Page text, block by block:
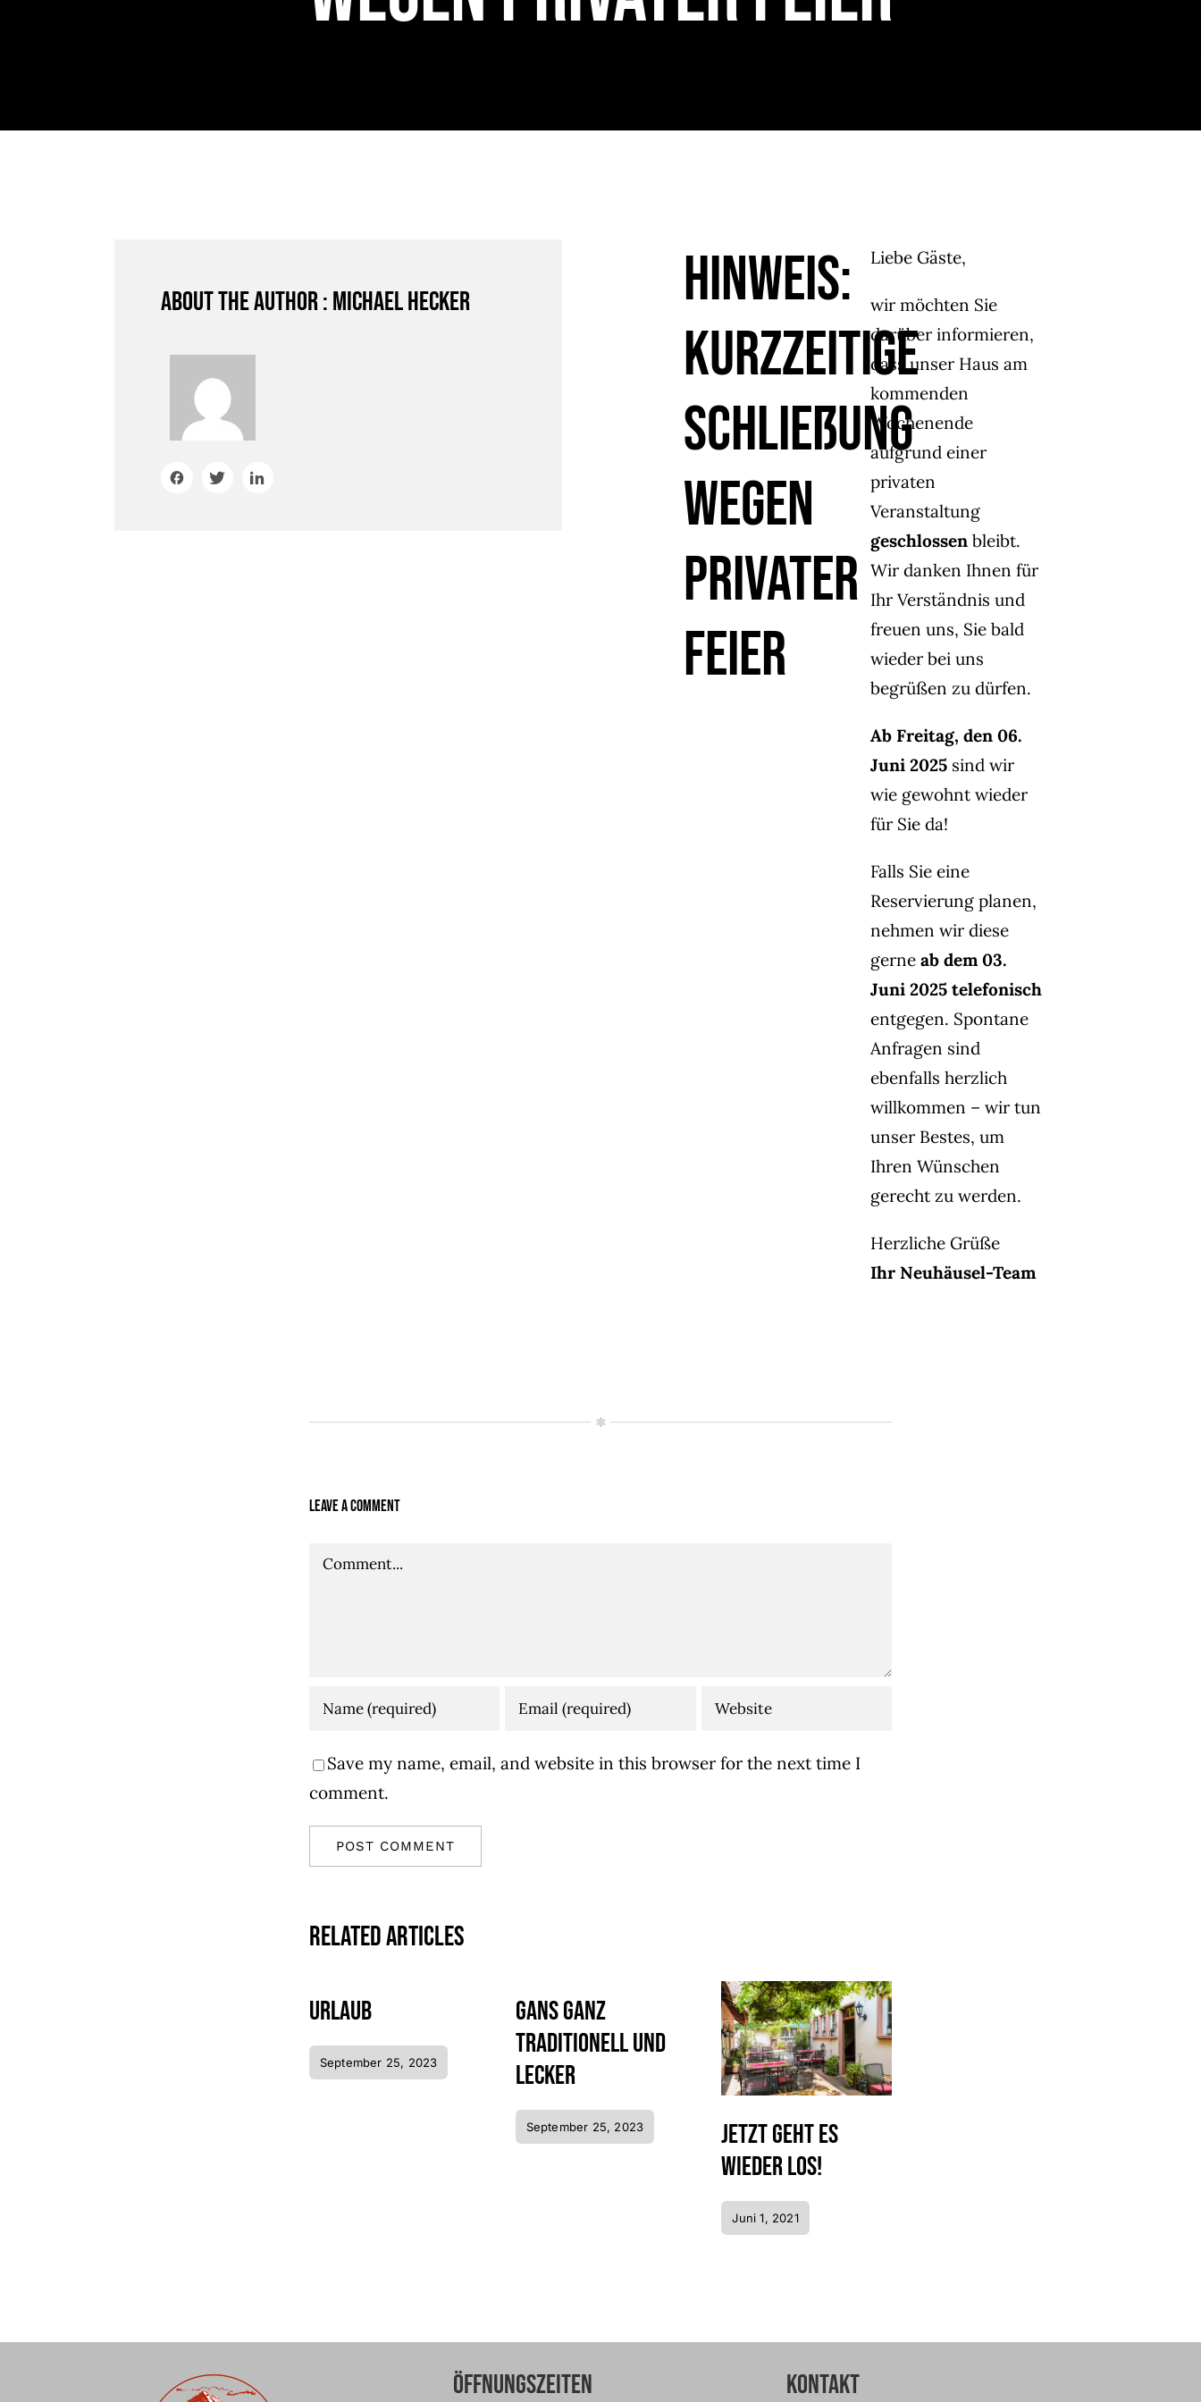
About the author : Michael Hecker
Hinweis:
Kurzzeitige
Schließung
wegen
privater
Feier
Liebe Gäste,
wir möchten Sie
darüber informieren,
dass unser Haus am
kommenden
Wochenende
aufgrund einer
privaten
Veranstaltung
geschlossenbleibt.
Wir danken Ihnen für
Ihr Verständnis und
freuen uns, Sie bald
wieder bei uns
begrüßen zu dürfen.
Ab Freitag, den 06.
Juni 2025sind wir
wie gewohnt wieder
für Sie da!
Falls Sie eine
Reservierung planen,
nehmen wir diese
gerne ab dem 03.
Juni 2025 telefonisch
entgegen. Spontane
Anfragen sind
ebenfalls herzlich
willkommen – wir tun
unser Bestes, um
Ihren Wünschen
gerecht zu werden.
Herzliche Grüße
Ihr Neuhäusel-Team
Leave A Comment
Comment
Save my name, email, and website in this browser for the next time I
comment.
Related Articles
Urlaub
September 25, 2023
Gans ganz
traditionell und
lecker
September 25, 2023
Jetzt geht es
wieder los!
Juni 1, 2021
Öffnungszeiten Kontakt